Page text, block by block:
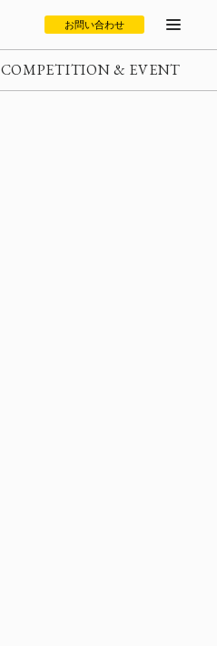
お問い合わせ
COMPETITION & EVENT